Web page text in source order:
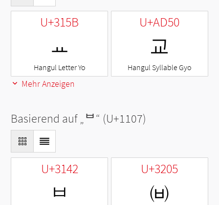
U+315B
ㅛ
Hangul Letter Yo
U+AD50
교
Hangul Syllable Gyo
Mehr Anzeigen
Basierend auf „ᄇ“ (U+1107)
U+3142
ㅂ
U+3205
㈅